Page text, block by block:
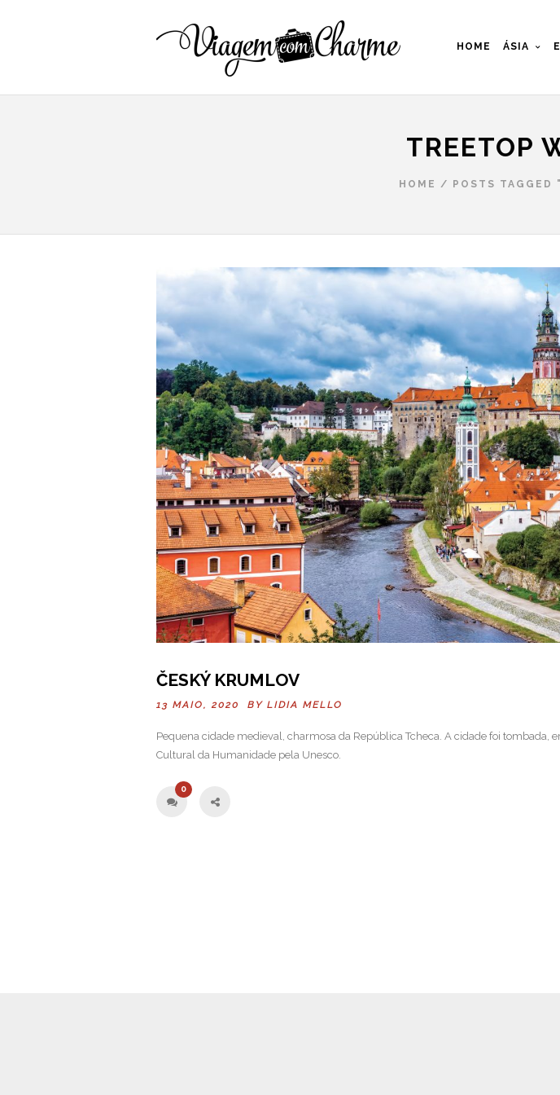
HOME ÁSIA
TREETOP
HOME / POSTS TAGGED
ČESKÝ KRUMLOV
13 MAIO, 2020 BY LIDIA MELLO
Pequena cidade medieval, charmosa da República Tcheca. A cidade foi tombada,
Cultural da Humanidade pela Unesco.
0